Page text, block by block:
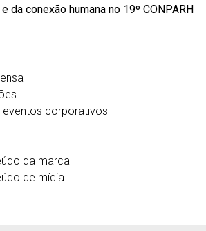
da conexão humana no 19º CONPARH
corporativos
da marca
de mídia